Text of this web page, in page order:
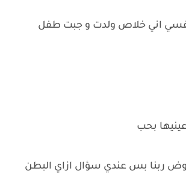
اني خلاص ولدت و جبت طفل
بحب
ربنا بس عندي سؤال ازاي البطن